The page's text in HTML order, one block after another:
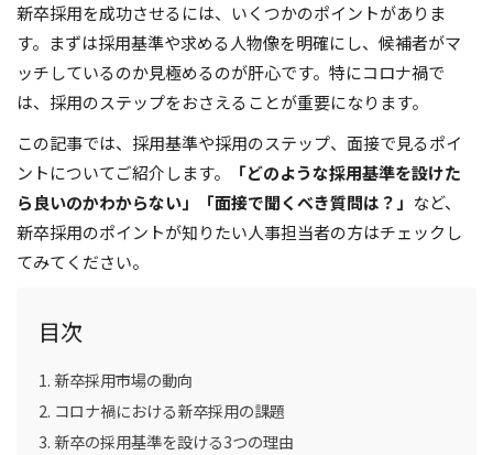
新卒採用を成功させるには、いくつかのポイントがありま
す。まずは採用基準や求める人物像を明確にし、候補者がマ
ッチしているのか見極めるのが肝心です。特にコロナ禍で
は、採用のステップをおさえることが重要になります。
この記事では、採用基準や採用のステップ、面接で見るポイ
ントについてご紹介します。
「どのような採用基準を設けた
ら良いのかわからない」「面接で聞くべき質問は？」 など、
新卒採用のポイントが知りたい人事担当者の方はチェックし
てみてください。
目次
新卒採用市場の動向
コロナ禍における新卒採用の課題
新卒の採用基準を設ける3つの理由